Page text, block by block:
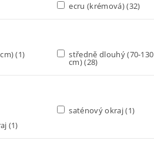
ecru (krémová)(32)
(1) středně dlouhý (70-130
cm)(28)
saténový okraj(1)
(1)